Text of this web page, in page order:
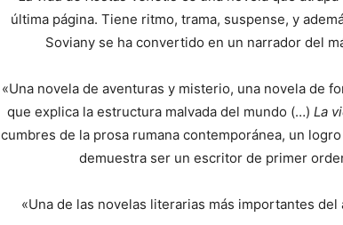
última página. Tiene ritmo, trama, suspense, y
Soviany se ha convertido en un narrador del
«Una novela de aventuras y misterio, una novela de
que explica la estructura malvada del mundo (…) La
cumbres de la prosa rumana contemporánea, un
demuestra ser un escritor de primer
«Una de las novelas literarias más importantes del